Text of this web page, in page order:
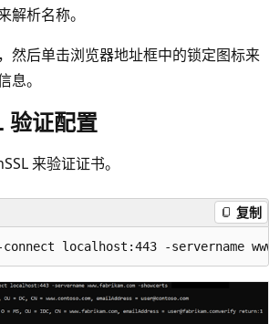
解析名称。
然后单击浏览器地址框中的锁定图标来
息。
验证配置
来验证证书。
复制